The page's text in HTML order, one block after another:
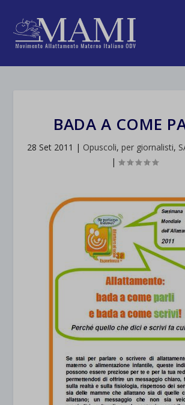
BADA A COME
28 Set 2011 | Opuscoli, per giornalisti,
|